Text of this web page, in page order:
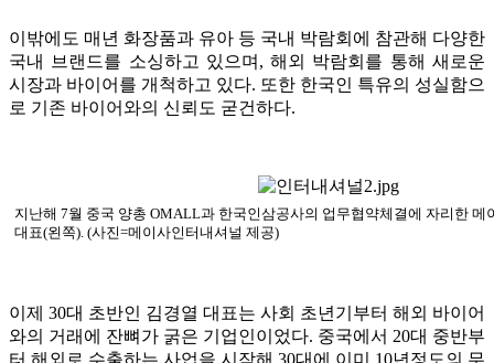
이밖에도 매년 화장품과 유아 등 국내 박람회에 참관해 다양한
국내 브랜드를 소싱하고 있으며, 해외 박람회를 통해 새로운
시장과 바이어를 개척하고 있다. 또한 한국인 특유의 성실함으
로 기존 바이어와의 신뢰도 굳건하다.
지난해 7월 중국 양총 OMALL과 한국인삼공사의 업무협약체결에 자리한 메
대표(왼쪽). (사진=메이사인터내셔널 제공)
이제 30대 초반인 김경열 대표는 사회 초년기부터 해외 바이어
와의 거래에 잔뼈가 굵은 기업인이었다. 중국에서 20대 중반부
터 해외로 수출하는 사업을 시작해 30대에 이미 10년정도의 무